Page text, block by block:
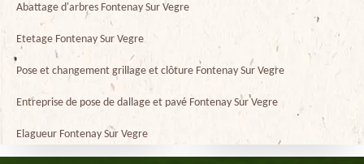
Abattage d'arbres Fontenay Sur Vegre
Etetage Fontenay Sur Vegre
Pose et changement grillage et clôture Fontenay Sur Vegre
Entreprise de pose de dallage et pavé Fontenay Sur Vegre
Elagueur Fontenay Sur Vegre